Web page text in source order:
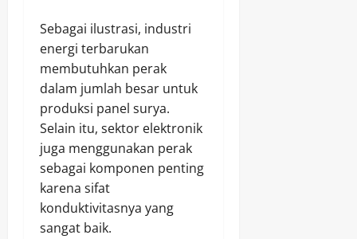
Sebagai ilustrasi, industri
energi terbarukan
membutuhkan perak
dalam jumlah besar untuk
produksi panel surya.
Selain itu, sektor elektronik
juga menggunakan perak
sebagai komponen penting
karena sifat
konduktivitasnya yang
sangat baik.